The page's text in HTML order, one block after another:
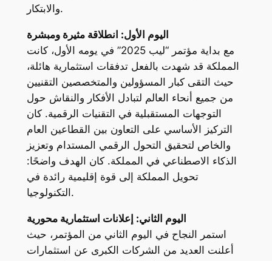
والابتكار.
اليوم الأول: انطلاقة مثيرة ومبشرة
مع بداية مؤتمر “ليب 2025” في يومه الأول، كانت
المملكة قد شهدت بالفعل تدفقات استثمارية هائلة،
حيث التقى كبار المسؤولين والمتخصصين التقنيين
من جميع أنحاء العالم لتبادل الأفكار والنقاش حول
التوجهات المستقبلية في التقنيات الرقمية. كان
التركيز الأساسي على التعاون بين القطاعين العام
والخاص لتحقيق التحول الرقمي المستدام وتعزيز
الذكاء الاصطناعي في المملكة. كان الهدف واضحًا:
تحويل المملكة إلى قوة إقليمية رائدة في
التكنولوجيا.
اليوم الثاني: إعلانات استثمارية محورية
استمر النجاح في اليوم الثاني من المؤتمر، حيث
أعلنت العديد من الشركات الكبرى عن استثمارات